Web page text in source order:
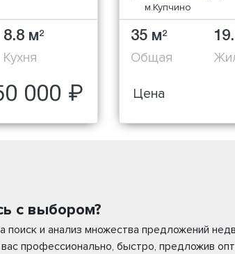
8.8 м2
Кухня
000 ₽
м.Купчино
35 м2
Общая
Цена
с выбором?
поиск и анализ множества предложений
профессионально, быстро, предложив